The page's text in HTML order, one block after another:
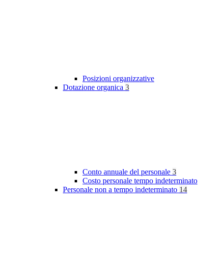
Posizioni organizzative
Dotazione organica 3
Conto annuale del personale 3
Costo personale tempo indeterminato
Personale non a tempo indeterminato 14